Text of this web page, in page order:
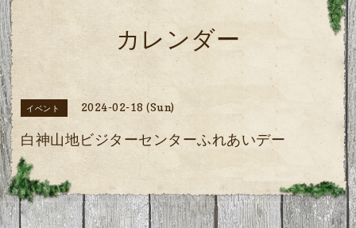
カレンダー
イベント 2024-02-18 (Sun)
白神山地ビジターセンターふれあいデー